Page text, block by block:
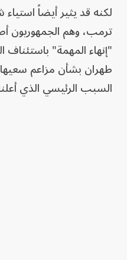
لكنه قد يثير أيضاً
ترمب، وهم الجمهوريون
"إنهاء المهمة"
طهران بشأن مزاعم
السبب الرئيسي الذي